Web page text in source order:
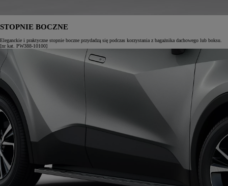
STOPNIE BOCZNE
Eleganckie i praktyczne stopnie boczne przydadzą się podczas korzystania z bagażnika dachowego lub boksu.
[nr kat. PW388-10100]